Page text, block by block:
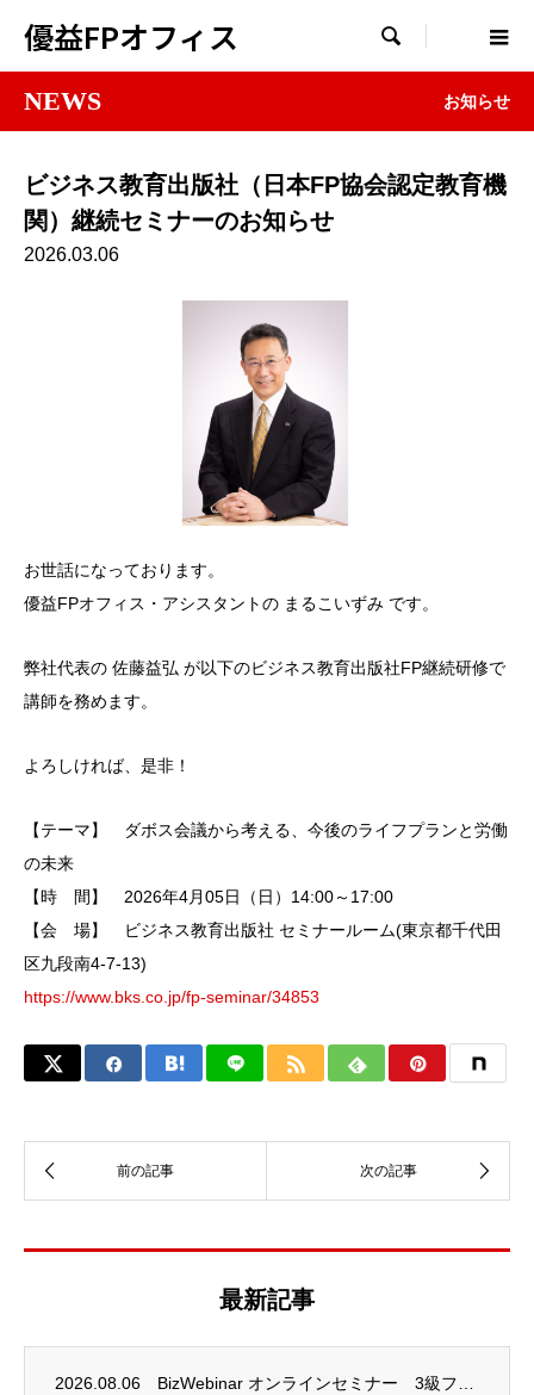
優益FPオフィス 
NEWS お知らせ
ビジネス教育出版社（日本FP協会認定教育機
関）継続セミナーのお知らせ
2026.03.06
お世話になっております。
優益FPオフィス・アシスタントの まるこいずみ です。
弊社代表の 佐藤益弘 が以下のビジネス教育出版社FP継続研修で
講師を務めます。
よろしければ、是非！
【テーマ】 ダボス会議から考える、今後のライフプランと労働
の未来
【時 間】 2026年4月05日（日）14:00～17:00
【会 場】 ビジネス教育出版社 セミナールーム(東京都千代田
区九段南4-7-13)
https://www.bks.co.jp/fp-seminar/34853
最新記事
2026.08.06